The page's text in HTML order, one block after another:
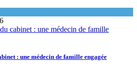
: une médecin de famille engagée